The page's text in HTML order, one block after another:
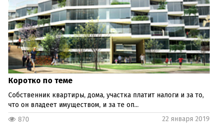
Коротко по теме
Собственник квартиры, дома, участка платит налоги и за то,
что он владеет имуществом, и за те оп...
870
22 января 2019